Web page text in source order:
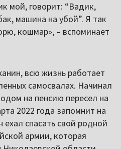
мой, говорит: “Вадик,
машина на убой”. Я так
кошмар», – вспоминает
всю жизнь работает
самосвалах. Начинал
на пенсию пересел на
2022 года запомнит на
спасать свой родной
армии, которая